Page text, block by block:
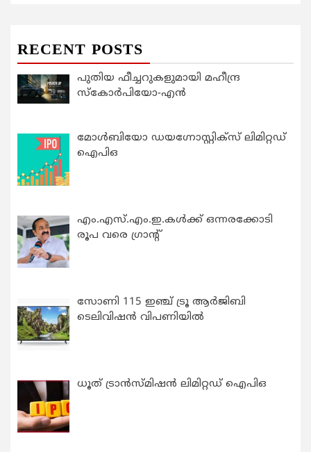
RECENT POSTS
പുതിയ ഫീച്ചറുകളുമായി മഹീന്ദ്ര
സ്കോർപിയോ-എൻ
മോൾബിയോ ഡയഗ്നോസ്റ്റിക്സ് ലിമിറ്റഡ്
ഐപിഒ
എം.എസ്.എം.ഇ.കൾക്ക് ഒന്നരക്കോടി
രൂപ വരെ ഗ്രാന്റ്
സോണി 115 ഇഞ്ച് ട്രൂ ആർജിബി
ടെലിവിഷൻ വിപണിയിൽ
ധൂത് ട്രാൻസ്മിഷൻ ലിമിറ്റഡ് ഐപിഒ